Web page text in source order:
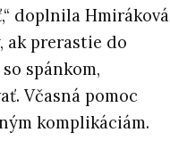
doplnila Hmiráková
ak prerastie do
spánkom,
Včasná pomoc
komplikáciám.